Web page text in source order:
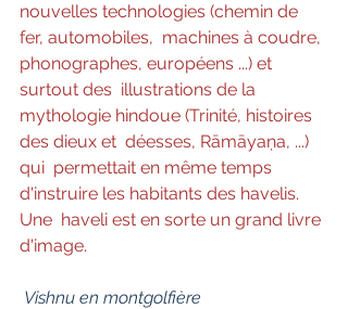
nouvelles technologies (chemin de
fer, automobiles,  machines à coudre,
phonographes, européens ...) et
surtout des  illustrations de la
mythologie hindoue (Trinité, histoires
des dieux et  déesses, Rāmāyaṇa, ...)
qui  permettait en même temps
d'instruire les habitants des havelis.
Une  haveli est en sorte un grand livre
d'image.
Vishnu en montgolfière